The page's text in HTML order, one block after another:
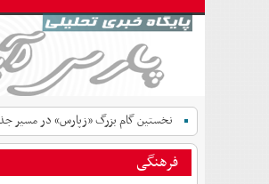
نخستین گام بزرگ «زپارس» در مسیر
فرهنگی